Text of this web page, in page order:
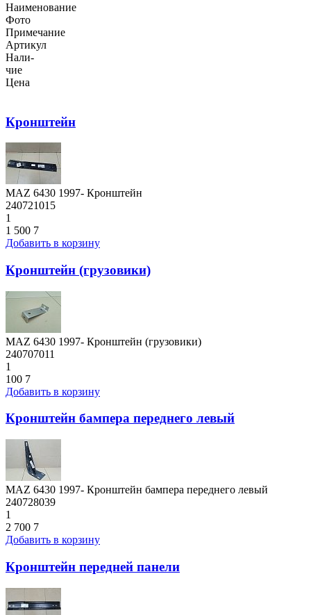
Наименование
Фото
Примечание
Артикул
Нали-
чие
Цена
Кронштейн
MAZ 6430 1997- Кронштейн
240721015
1
1 500 7
Добавить в корзину
Кронштейн (грузовики)
MAZ 6430 1997- Кронштейн (грузовики)
240707011
1
100 7
Добавить в корзину
Кронштейн бампера переднего левый
MAZ 6430 1997- Кронштейн бампера переднего левый
240728039
1
2 700 7
Добавить в корзину
Кронштейн передней панели